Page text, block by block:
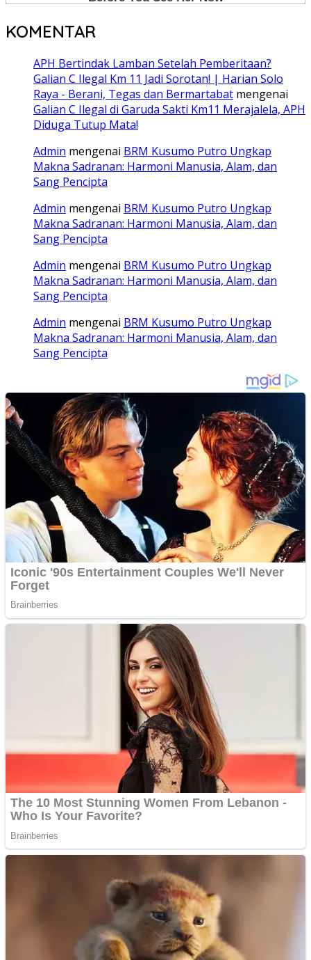
KOMENTAR
APH Bertindak Lamban Setelah Pemberitaan?
Galian C Ilegal Km 11 Jadi Sorotan! | Harian Solo
Raya - Berani, Tegas dan Bermartabat mengenai
Galian C Ilegal di Garuda Sakti Km11 Merajalela, APH
Diduga Tutup Mata!
Admin mengenai BRM Kusumo Putro Ungkap
Makna Sadranan: Harmoni Manusia, Alam, dan
Sang Pencipta
Admin mengenai BRM Kusumo Putro Ungkap
Makna Sadranan: Harmoni Manusia, Alam, dan
Sang Pencipta
Admin mengenai BRM Kusumo Putro Ungkap
Makna Sadranan: Harmoni Manusia, Alam, dan
Sang Pencipta
Admin mengenai BRM Kusumo Putro Ungkap
Makna Sadranan: Harmoni Manusia, Alam, dan
Sang Pencipta